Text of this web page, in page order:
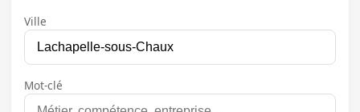
Ville
Mot-clé